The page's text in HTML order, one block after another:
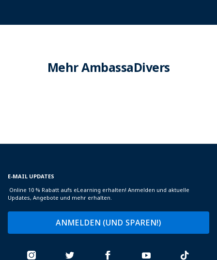
Mehr AmbassaDivers
E-MAIL UPDATES
Online 10 % Rabatt aufs eLearning erhalten! Anmelden und aktuelle
Updates, Angebote und mehr erhalten.
ANMELDEN (UND SPAREN!)